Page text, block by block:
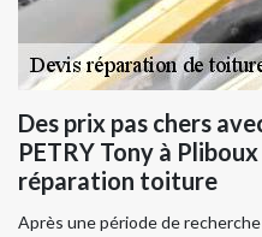
Des prix pas chers
PETRY Tony à
réparation toiture
Après une période de